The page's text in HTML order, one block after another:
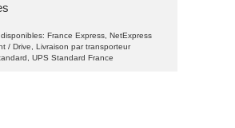
France Express, NetExpress
/ Drive, Livraison par transporteur
UPS Standard France